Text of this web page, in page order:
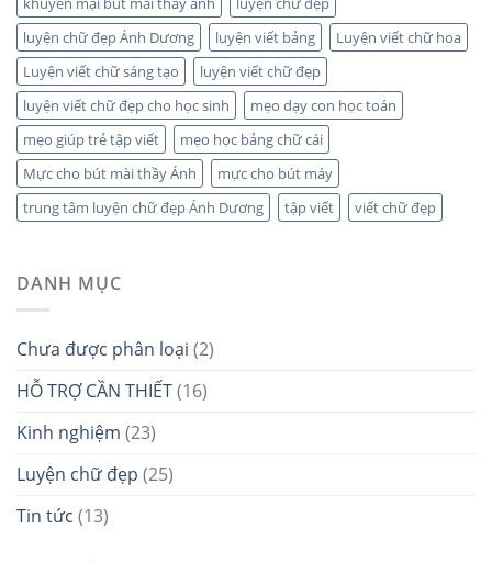
luyện chữ đẹp Ánh Dương
luyện viết bảng
Luyện viết chữ hoa
Luyện viết chữ sáng tạo
luyện viết chữ đẹp
luyện viết chữ đẹp cho học sinh
mẹo dạy con học toán
mẹo giúp trẻ tập viết
mẹo học bảng chữ cái
Mực cho bút mài thầy Ánh
mực cho bút máy
trung tâm luyện chữ đẹp Ánh Dương
tập viết viết chữ đẹp
DANH MỤC
Chưa được phân loại (2)
HỖ TRỢ CẦN THIẾT(16)
Kinh nghiệm (23)
Luyện chữ đẹp (25)
Tin tức (13)